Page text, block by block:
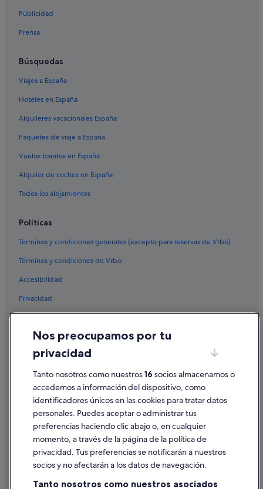
Publicidad
Prensa
Búsquedas
Viajes a España
Hoteles en España
Alquileres vacacionales España
Paquetes de viaje a España
Vuelos baratos en España
Alquiler de coches en España
Todos los alojamientos
Políticas
Términos y condiciones generales (excepto para reservas de Vrbo)
Términos y condiciones de Vrbo
Accesibilidad
Privacidad
Cookies
Condiciones de uso
Información legal/contacto
Pautas sobre el contenido y cómo denunciar contenido
Ayuda
Cancelar un vuelo
Cancelar una reserva de hotel o de un alquiler vacacional
Nos preocupamos por tu
privacidad
Tanto nosotros como nuestros16 socios almacenamos o
accedemos a información del dispositivo, como
identificadores únicos en las cookies para tratar datos
personales. Puedes aceptar o administrar tus
preferencias haciendo clic abajo o, en cualquier
momento, a través de la página de la política de
privacidad. Tus preferencias se notificarán a nuestros
socios y no afectarán a los datos de navegación.
Tanto nosotros como nuestros asociados